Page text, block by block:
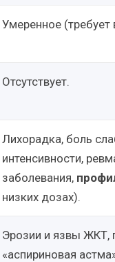
Умеренное
Отсутствует.
Лихорадка, боль
интенсивности,
заболевания,
низких дозах).
Эрозии и язвы ЖКТ,
«аспириновая